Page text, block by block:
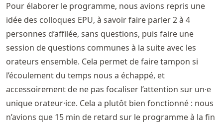
Pour élaborer le programme, nous avions repris une
idée des colloques EPU, à savoir faire parler 2 à 4
personnes d’affilée, sans questions, puis faire une
session de questions communes à la suite avec les
orateurs ensemble. Cela permet de faire tampon si
l’écoulement du temps nous a échappé, et
accessoirement de ne pas focaliser l’attention sur un·e
unique orateur·ice. Cela a plutôt bien fonctionné : nous
n’avions que 15 min de retard sur le programme à la fin